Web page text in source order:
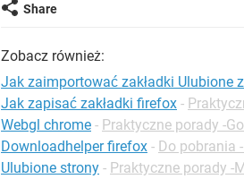
Share
Zobacz również:
Jak zaimportować zakładki Ulubione
Jak zapisać zakładki firefox -
Webgl chrome - Praktyczne porady -
Downloadhelper firefox - Do pobrania
Ulubione strony - Praktyczne porady -